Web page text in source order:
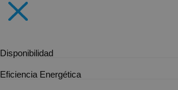
Disponibilidad
Eficiencia Energética